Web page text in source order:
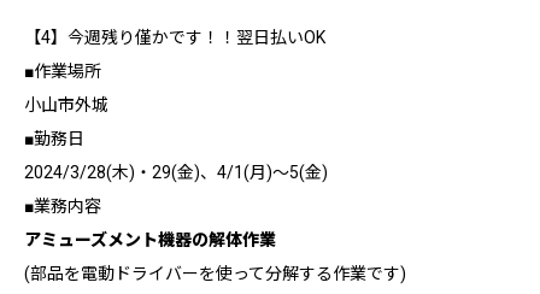
【4】今週残り僅かです！！翌日払いOK
■作業場所
小山市外城
■勤務日
2024/3/28(木)・29(金)、4/1(月)～5(金)
■業務内容
アミューズメント機器の解体作業
(部品を電動ドライバーを使って分解する作業です)